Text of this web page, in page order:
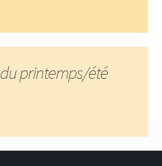
du printemps/été